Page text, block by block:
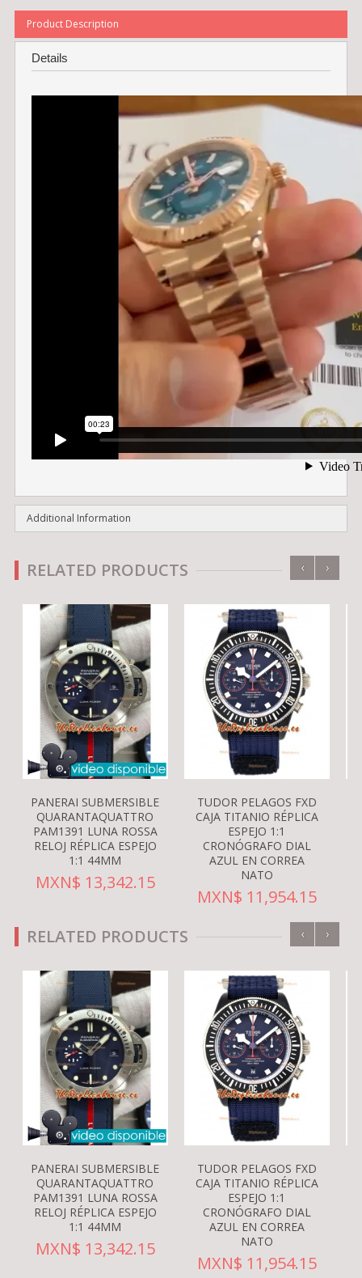
Product Description
Details
Additional Information
RELATED PRODUCTS
PANERAI SUBMERSIBLE
QUARANTAQUATTRO
PAM1391 LUNA ROSSA
RELOJ RÉPLICA ESPEJO
1:1 44MM
MXN$ 13,342.15
TUDOR PELAGOS FXD
CAJA TITANIO RÉPLICA
ESPEJO 1:1
CRONÓGRAFO DIAL
AZUL EN CORREA
NATO
MXN$ 11,954.15
‹ ›
RELATED PRODUCTS
PANERAI SUBMERSIBLE
QUARANTAQUATTRO
PAM1391 LUNA ROSSA
RELOJ RÉPLICA ESPEJO
1:1 44MM
MXN$ 13,342.15
TUDOR PELAGOS FXD
CAJA TITANIO RÉPLICA
ESPEJO 1:1
CRONÓGRAFO DIAL
AZUL EN CORREA
NATO
MXN$ 11,954.15
‹ ›